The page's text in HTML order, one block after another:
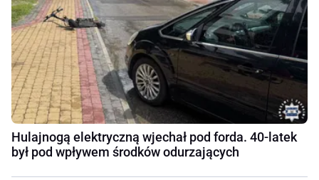
Hulajnogą elektryczną wjechał pod forda. 40-latek
był pod wpływem środków odurzających